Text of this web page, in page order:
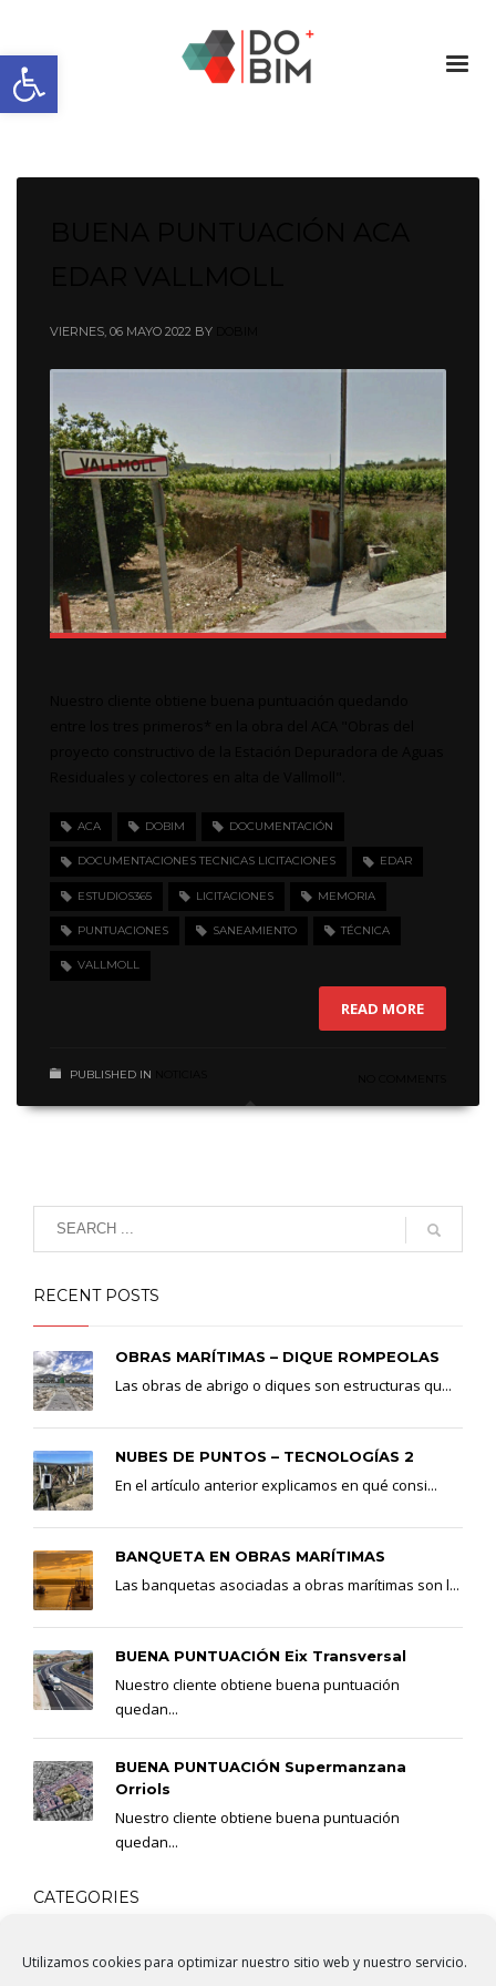
Abrir barra de herramientas
Utilizamos cookies para optimizar nuestro sitio web y nuestro servicio.
VIERNES, 06 MAYO 2022 BY
ACA DOBIM DOCUMENTACIÓN
DOCUMENTACIONES TECNICAS LICITACIONES EDAR
ESTUDIOS365 LICITACIONES MEMORIA
PUNTUACIONES SANEAMIENTO TÉCNICA
VALLMOLL
READ MORE
PUBLISHED IN
RECENT POSTS
OBRAS MARÍTIMAS – DIQUE ROMPEOLAS
Las obras de abrigo o diques son estructuras qu...
NUBES DE PUNTOS – TECNOLOGÍAS 2
En el artículo anterior explicamos en qué consi...
BANQUETA EN OBRAS MARÍTIMAS
Las banquetas asociadas a obras marítimas son l...
BUENA PUNTUACIÓN Eix Transversal
Nuestro cliente obtiene buena puntuación
quedan...
BUENA PUNTUACIÓN Supermanzana
Orriols
Nuestro cliente obtiene buena puntuación
quedan...
CATEGORIES
BIM